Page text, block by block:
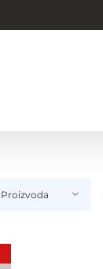
Proizvoda